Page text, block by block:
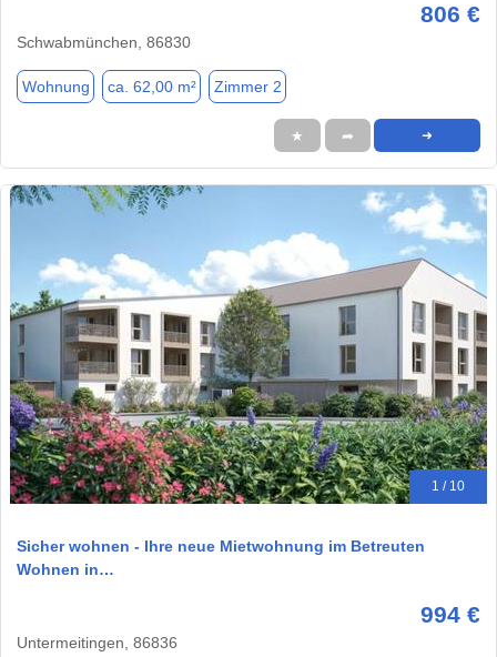
806 €
Schwabmünchen, 86830
Wohnung ca. 62,00 m² Zimmer 2
★ ➦ ➜
1 / 10
Sicher wohnen - Ihre neue Mietwohnung im Betreuten
Wohnen in…
994 €
Untermeitingen, 86836